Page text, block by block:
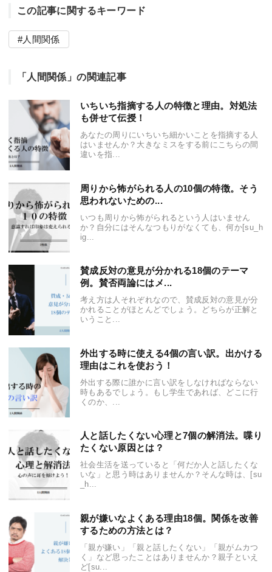
この記事に関するキーワード
人間関係
「人間関係」の関連記事
いちいち指摘する人の特徴と理由。対処法
も併せて伝授！
あなたの周りにいちいち細かいことを指摘する人
はいませんか？大きなミスをする前にこちらの間
違いを指...
周りから怖がられる人の10個の特徴。そう
思われないための...
いつも周りから怖がられるという人はいません
か？自分にはそんなつもりがなくても、何か[su_h
ig...
賛成反対の意見が分かれる18個のテーマ
例。賛否両論にはメ...
考え方は人それぞれなので、賛成反対の意見が分
かれることがほとんどでしょう。どちらが正解と
いうこと...
外出する時に使える4個の言い訳。出かける
理由はこれを使おう！
外出する際に誰かに言い訳をしなければならない
時もあるでしょう。もし学生であれば、どこに行
くのか、...
人と話したくない心理と7個の解消法。喋り
たくない原因とは？
社会生活を送っていると「何だか人と話したくな
いな」と思う時はありませんか？そんな時は、[su
_h...
親が嫌いなよくある理由18個。関係を改善
するための方法とは？
「親が嫌い」「親と話したくない」「親がムカつ
く」など思ったことはありませんか？親子といえ
ど[su...